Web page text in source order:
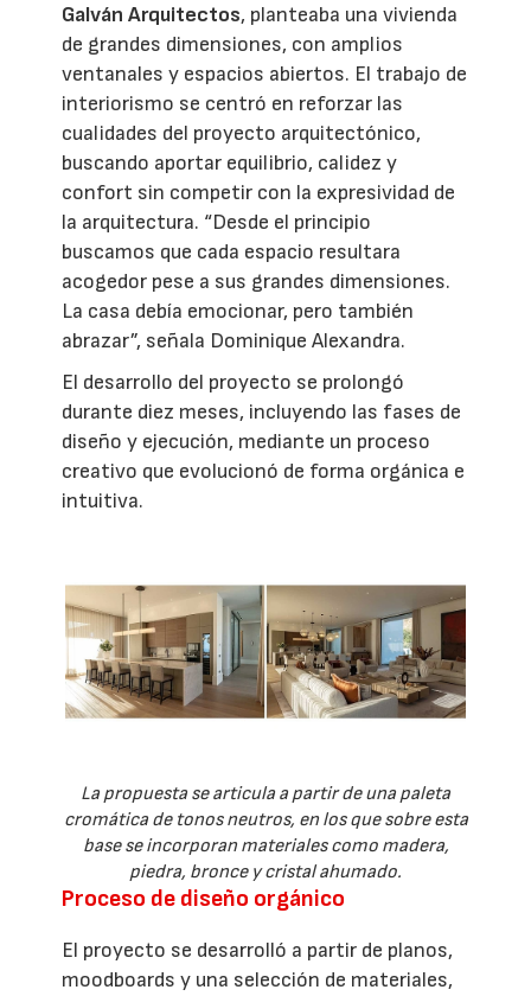
Galván Arquitectos, planteaba una vivienda
de grandes dimensiones, con amplios
ventanales y espacios abiertos. El trabajo de
interiorismo se centró en reforzar las
cualidades del proyecto arquitectónico,
buscando aportar equilibrio, calidez y
confort sin competir con la expresividad de
la arquitectura. “Desde el principio
buscamos que cada espacio resultara
acogedor pese a sus grandes dimensiones.
La casa debía emocionar, pero también
abrazar”, señala Dominique Alexandra.
El desarrollo del proyecto se prolongó
durante diez meses, incluyendo las fases de
diseño y ejecución, mediante un proceso
creativo que evolucionó de forma orgánica e
intuitiva.
La propuesta se articula a partir de una paleta
cromática de tonos neutros, en los que sobre esta
base se incorporan materiales como madera,
piedra, bronce y cristal ahumado.
Proceso de diseño orgánico
El proyecto se desarrolló a partir de planos,
moodboards y una selección de materiales,